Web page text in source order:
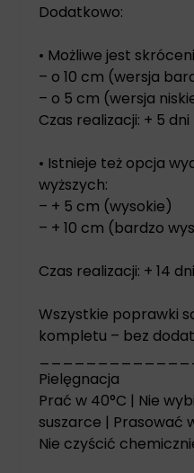
Dodatkowo:
• Możliwe jest
– o 10 cm (wersja
– o 5 cm (wersja
Czas realizacji: + 5
• Istnieje też opcja
wyższych:
– + 5 cm (wysokie)
– + 10 cm (bardzo
Czas realizacji: + 14
Wszystkie poprawki
kompletu – bez
Pielęgnacja
Prać w 40°C | Nie
suszarce | Prasować
Nie czyścić